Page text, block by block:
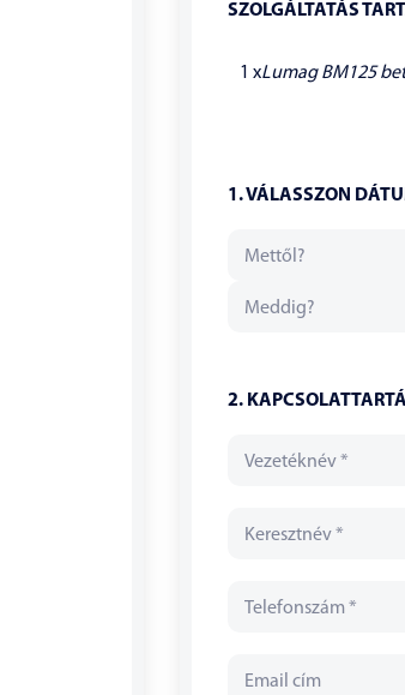
SZOLGÁLTATÁS
1 xLumag BM125
1. VÁLASSZON
2.